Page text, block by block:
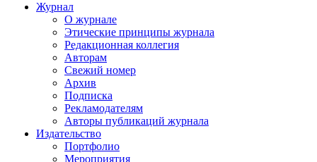
Журнал
О журнале
Этические принципы журнала
Редакционная коллегия
Авторам
Свежий номер
Архив
Подписка
Рекламодателям
Авторы публикаций журнала
Издательство
Портфолио
Мероприятия